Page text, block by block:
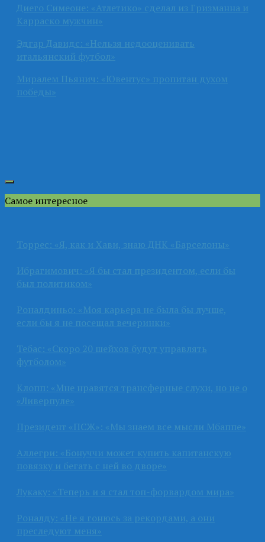
Диего Симеоне: «Атлетико» сделал из Гризманна и
Карраско мужчин»
Эдгар Давидс: «Нельзя недооценивать
итальянский футбол»
Миралем Пьянич: «Ювентус» пропитан духом
победы»
Самое интересное
Торрес: «Я, как и Хави, знаю ДНК «Барселоны»
Ибрагимович: «Я бы стал президентом, если бы
был политиком»
Роналдиньо: «Моя карьера не была бы лучше,
если бы я не посещал вечеринки»
Тебас: «Скоро 20 шейхов будут управлять
футболом»
Клопп: «Мне нравятся трансферные слухи, но не о
«Ливерпуле»
Президент «ПСЖ»: «Мы знаем все мысли Мбаппе»
Аллегри: «Бонуччи может купить капитанскую
повязку и бегать с ней во дворе»
Лукаку: «Теперь и я стал топ-форвардом мира»
Роналду: «Не я гонюсь за рекордами, а они
преследуют меня»